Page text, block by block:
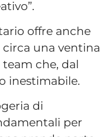
offre anche
una ventina
che, dal
inestimabile.
di
per